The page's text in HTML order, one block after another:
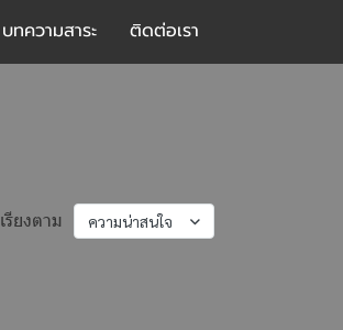
บทความสาระ ติดต่อเรา
เรียงตาม ความน่าสนใจ